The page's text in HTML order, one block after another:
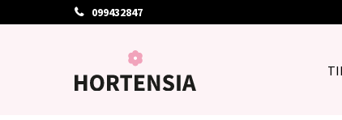
099432847